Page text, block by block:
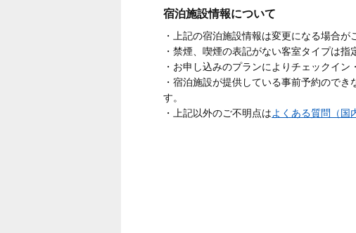
宿泊施設情報について
・上記の宿泊施設情報は変更になる場合
・禁煙、喫煙の表記がない客室タイプは
・お申し込みのプランによりチェックイ
・宿泊施設が提供している事前予約ので
す。
・上記以外のご不明点はよくある質問（国